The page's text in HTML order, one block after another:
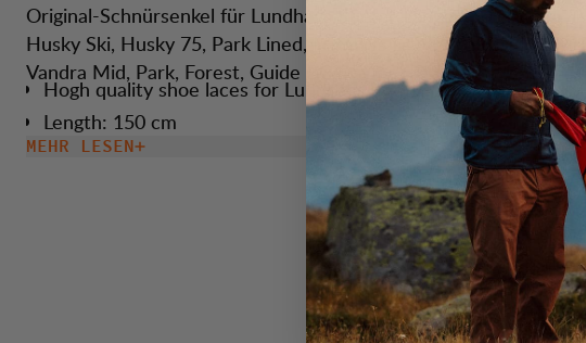
Original-Schnürsenkel für Lundhags Stiefel. Länge 150 cm für
Husky Ski, Husky 75, Park Lined, Mira Ws Light, Professional Mid,
Vandra Mid, Park, Forest, Guide BC.
Hogh quality shoe laces for Lundhags boots.
Length: 150 cm
Works fine woth any other boots och shoes.
MEHR LESEN